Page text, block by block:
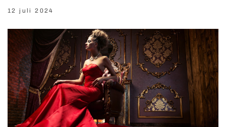
12 juli 2024